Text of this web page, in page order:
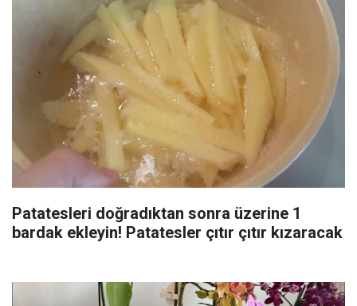
Patatesleri doğradıktan sonra üzerine 1
bardak ekleyin! Patatesler çıtır çıtır kızaracak